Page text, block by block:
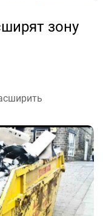
зону
1 июня. Новая
в центре
Сейчас
Этот шаг